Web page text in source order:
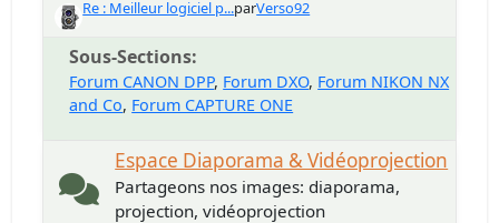
Re : Meilleur logiciel p...parVerso92
Sous-Sections
Forum CANON DPP Forum DXO Forum NIKON NX
and Co Forum CAPTURE ONE
Espace Diaporama & Vidéoprojection
Partageons nos images: diaporama,
projection, vidéoprojection